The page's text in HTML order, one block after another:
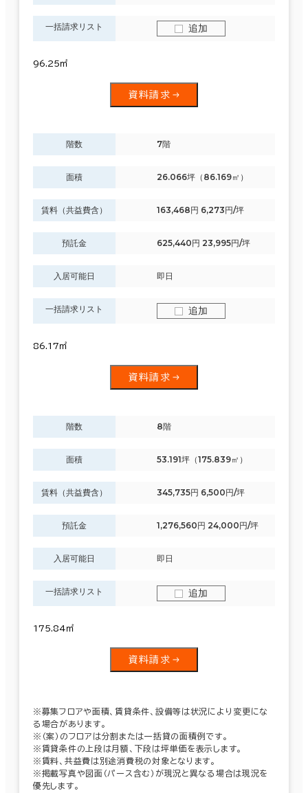
一括請求リスト 追加
96.25㎡
資料請求
階数 7階
面積 26.066坪（86.169㎡）
賃料（共益費含） 163,468円 6,273円/坪
預託金 625,440円 23,995円/坪
入居可能日 即日
一括請求リスト 追加
86.17㎡
資料請求
階数 8階
面積 53.191坪（175.839㎡）
賃料（共益費含） 345,735円 6,500円/坪
預託金 1,276,560円 24,000円/坪
入居可能日 即日
一括請求リスト 追加
175.84㎡
資料請求
※募集フロアや面積、賃貸条件、設備等は状況により変更にな
る場合があります。
※（案）のフロアは分割または一括貸の面積例です。
※賃貸条件の上段は月額、下段は坪単価を表示します。
※賃料、共益費は別途消費税の対象となります。
※掲載写真や図面（パース含む）が現況と異なる場合は現況を
優先します。